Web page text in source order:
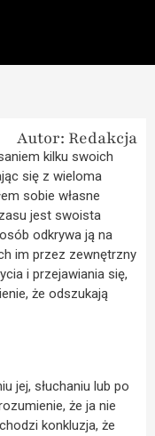
Autor: Redakcja
kilku swoich
się z wieloma
sobie własne
jest swoista
odkrywa ją na
im przez zewnętrzny
i przejawiania się,
że odszukają
jej, słuchaniu lub po
że ja nie
konkluzja, że